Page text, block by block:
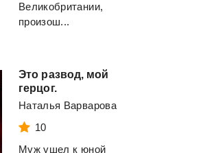
Зулейха
Великобритании,
произош...
Это развод, мой
герцог.
Наталья Варварова
10
Муж ушел к юной